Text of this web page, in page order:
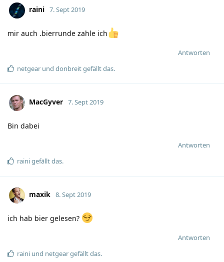
raini 7. Sept 2019
mir auch .bierrunde zahle ich
Antworten
netgear und donbreitgefällt das.
MacGyver 7. Sept 2019
Bin dabei
Antworten
rainigefällt das.
maxik 8. Sept 2019
ich hab bier gelesen?
Antworten
raini und netgeargefällt das.